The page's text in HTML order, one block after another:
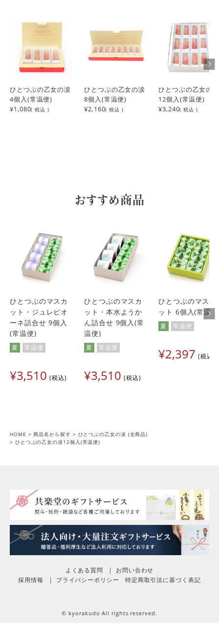
知人から手土産で頂きとても美味しかったので、お取り寄せ
しました。
蜜柑 1
投稿日
2024/01/27
広島に行ったときにデパートで見つけ、ひと粒ずつ丁寧に包
感！糖度の高いトマトで独特の青臭い感じもなく、何も言わ
きんちゃん 購入者
非公開
投稿日
2023/06/01
あんまみ 2 購入者
滋賀県 50代 女性
投稿日
さくらえんとひとつぶの乙女の涙をセットにして頂き可愛い
さんとても喜んでました。
フルーツの求肥で包んだ和菓子は目にする事はあるけれど、
路地裏のせとか 1 購入者
投稿日
2023/03/03
毎年、楽しみにされている方々へ季節の贈り物をしていま
今回はホワイトデーのお返しとして利用しました。
乙女の涙と言う高知のトマトをぎゅうひで包んだこちらのお
ひとつぶの乙女の涙
4個入(常温便)
¥1,080( 税込 )
ひとつぶの乙女の涙
8個入(常温便)
¥2,160( 税込 )
ひとつぶの乙女の
12個入(常温便)
¥3,240( 税込 )
おすすめ商品
ひとつぶのマスカ
ット・ジュレピオ
ーネ詰合せ 9個入
(常温便)
夏 常温便
¥3,510 税込
ひとつぶのマスカ
ット・本水ようか
ん詰合せ 9個入(常
温便)
夏 常温便
¥3,510 税込
ひとつぶのマスカ
ット 6個入(常温
夏 常温便
¥2,397 税込
HOME 商品名から探す
ひとつぶの乙女の涙 (全商品)
ひとつぶの乙女の涙12個入(常温便)
よくある質問
お問い合わせ
採用情報
プライバシーポリシー 特定商取引法に基づく表記
© kyorakudo All rights reserved.